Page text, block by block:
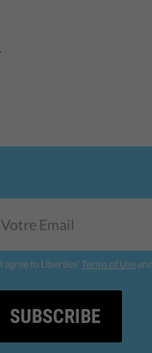
I agree to Liberties' Terms of Use and
SUBSCRIBE